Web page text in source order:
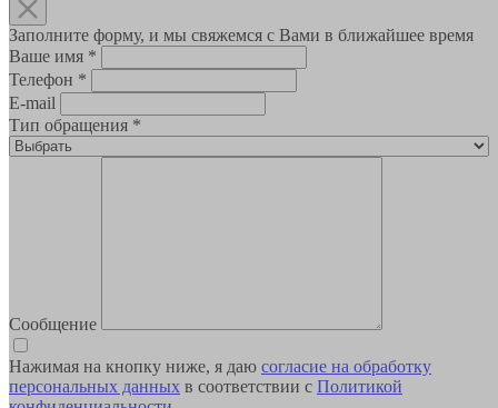
Заполните форму, и мы свяжемся с Вами в ближайшее время
Ваше имя *
Телефон *
E-mail
Тип обращения *
Сообщение
Нажимая на кнопку ниже, я даю согласие на обработку
персональных данных в соответствии с Политикой